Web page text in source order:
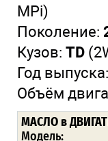
MPi)
Поколение:
Кузов: TD
Год выпуска:
Объём
МАСЛО в
Модель: